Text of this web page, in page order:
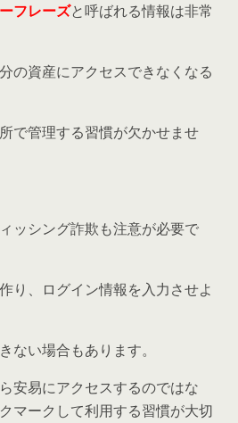
フレーズと呼ばれる情報は非常
の資産にアクセスできなくなる
で管理する習慣が欠かせませ
ッシング詐欺も注意が必要で
り、ログイン情報を入力させよ
ない場合もあります。
安易にアクセスするのではな
マークして利用する習慣が大切